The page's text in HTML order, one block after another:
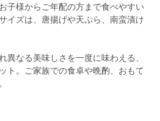
子様からご年配の方まで食べやすい
イズは、唐揚げや天ぷら、南蛮漬け
異なる美味しさを一度に味わえる、
ト。ご家族での食卓や晩酌、おもて